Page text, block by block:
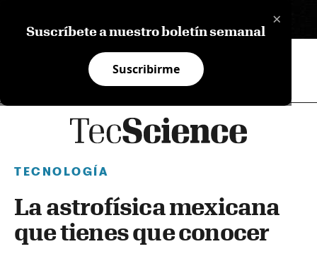
×
Suscríbete a nuestro boletín semanal
Suscribirme
TECNOLOGÍA
La astrofísica mexicana
que tienes que conocer